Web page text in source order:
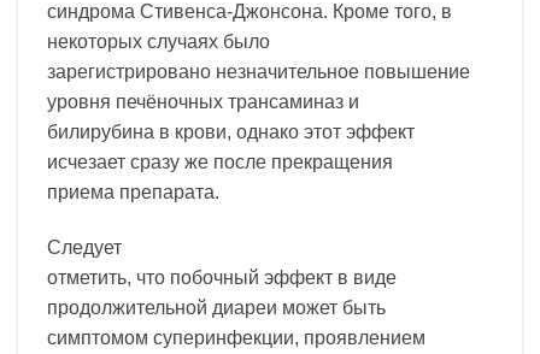
синдрома Стивенса-Джонсона. Кроме того, в
некоторых случаях было
зарегистрировано незначительное повышение
уровня печёночных трансаминаз и
билирубина в крови, однако этот эффект
исчезает сразу же после прекращения
приема препарата.
Следует
отметить, что побочный эффект в виде
продолжительной диареи может быть
симптомом суперинфекции, проявлением